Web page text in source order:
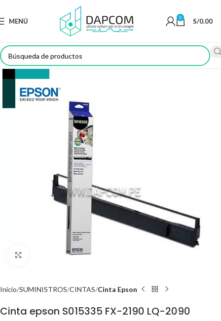
MENÚ 0 S/0.00
Haga Click para agrandar
Inicio SUMINISTROS CINTAS Cinta Epson
Cinta epson S015335 FX-2190 LQ-2090